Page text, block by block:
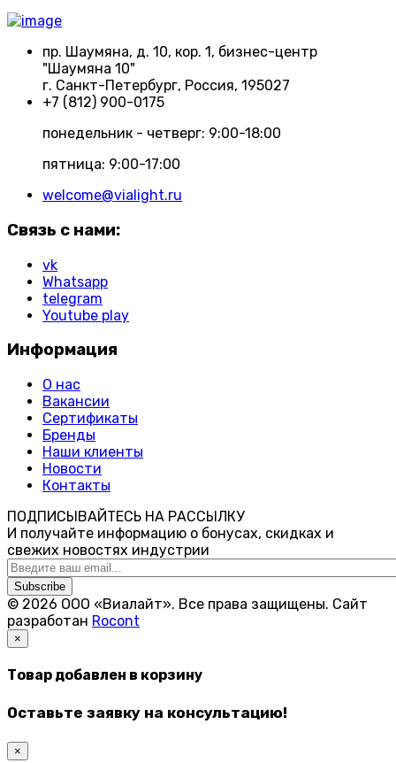
пр. Шаумяна, д. 10, кор. 1, бизнес-центр
"Шаумяна 10"
г. Санкт-Петербург, Россия, 195027
+7 (812) 900-0175
понедельник - четверг: 9:00-18:00
пятница: 9:00-17:00
welcome@vialight.ru
Связь с нами:
vk
Whatsapp
telegram
Youtube play
Информация
О нас
Вакансии
Сертификаты
Бренды
Наши клиенты
Новости
Контакты
ПОДПИСЫВАЙТЕСЬ НА РАССЫЛКУ
И получайте информацию о бонусах, скидках и
свежих новостях индустрии
Subscribe
© 2026 ООО «Виалайт». Все права защищены. Cайт
разработан Rocont
×
Товар добавлен в корзину
Оставьте заявку на консультацию!
×